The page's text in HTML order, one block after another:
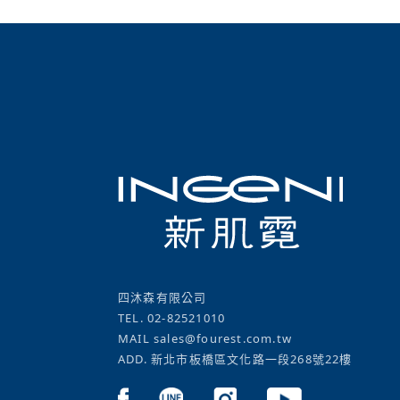
四沐森有限公司
TEL. 02-82521010
MAIL sales@fourest.com.tw
ADD. 新北市板橋區文化路一段268號22樓